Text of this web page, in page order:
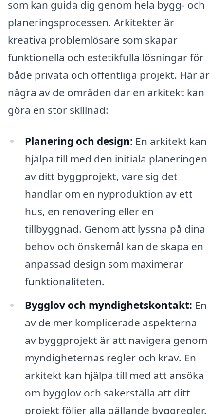
som kan guida dig genom hela bygg- och
planeringsprocessen. Arkitekter är
kreativa problemlösare som skapar
funktionella och estetikfulla lösningar för
både privata och offentliga projekt. Här är
några av de områden där en arkitekt kan
göra en stor skillnad:
Planering och design: En arkitekt kan
hjälpa till med den initiala planeringen
av ditt byggprojekt, vare sig det
handlar om en nyproduktion av ett
hus, en renovering eller en
tillbyggnad. Genom att lyssna på dina
behov och önskemål kan de skapa en
anpassad design som maximerar
funktionaliteten.
Bygglov och myndighetskontakt: En
av de mer komplicerade aspekterna
av byggprojekt är att navigera genom
myndigheternas regler och krav. En
arkitekt kan hjälpa till med att ansöka
om bygglov och säkerställa att ditt
projekt följer alla gällande byggregler.